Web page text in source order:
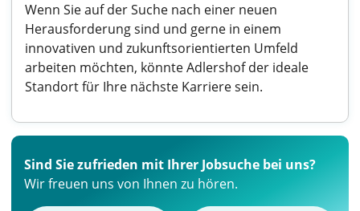
Wenn Sie auf der Suche nach einer neuen
Herausforderung sind und gerne in einem
innovativen und zukunftsorientierten Umfeld
arbeiten möchten, könnte Adlershof der ideale
Standort für Ihre nächste Karriere sein.
Sind Sie zufrieden mit Ihrer Jobsuche bei uns?
Wir freuen uns von Ihnen zu hören.